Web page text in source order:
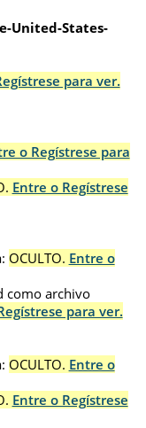
United-States-
para ver.
o Regístrese para
Entre o Regístrese
OCULTO. Entre o
como archivo
para ver.
OCULTO. Entre o
Entre o Regístrese